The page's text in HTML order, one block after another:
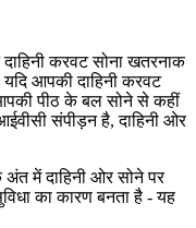
करवट सोना खतरनाक
आपकी दाहिनी करवट
पीठ के बल सोने से कहीं
संपीड़न है, दाहिनी ओर
में दाहिनी ओर सोने पर
का कारण बनता है - यह